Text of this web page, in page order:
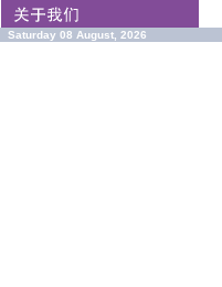
Saturday 08 August, 2026